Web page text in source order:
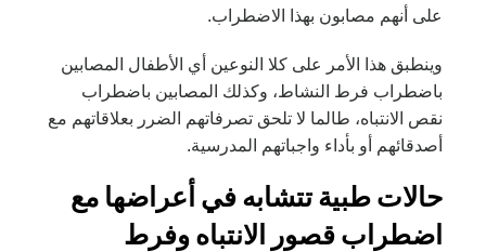
على أنهم مصابون بهذا الاضطراب.
وينطبق هذا الأمر على كلا النوعين أي الأطفال المصابين
باضطراب فرط النشاط، وكذلك المصابين باضطراب
نقص الانتباه، طالما لا تلحق تصرفاتهم الضرر بعلاقاتهم مع
أصدقائهم أو بأداء واجباتهم المدرسية.
حالات طبية تتشابه في أعراضها مع
اضطراب قصور الانتباه وفرط